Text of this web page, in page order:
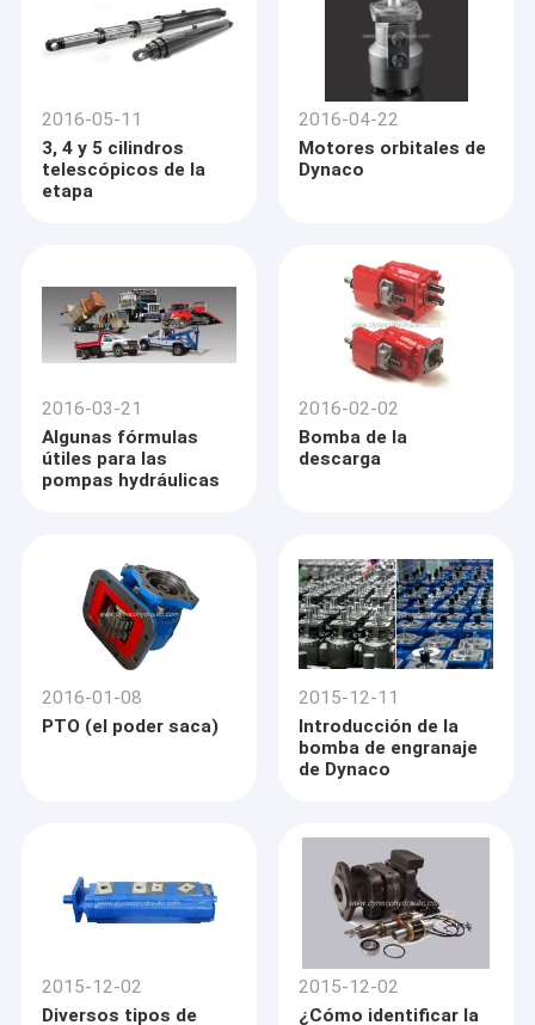
Inicio
Sobre nosotros
2016-05-11
3, 4 y 5 cilindros
telescópicos de la
etapa
2016-04-22
Motores orbitales de
Dynaco
2016-03-21
Algunas fórmulas
útiles para las
pompas hydráulicas
2016-02-02
Bomba de la
descarga
2016-01-08
PTO (el poder saca)
2015-12-11
Introducción de la
bomba de engranaje
de Dynaco
2015-12-02
Diversos tipos de
2015-12-02
¿Cómo identificar la
Dynaco Co. hidráulico, Ltd.es
bomba de engranaje hidráulica profesional
bomba en Ningbo, China con ISO9001
ha estado produciendo piezas de
hydráulica, aquí en nuestra fábrica, nosotros proporciona la